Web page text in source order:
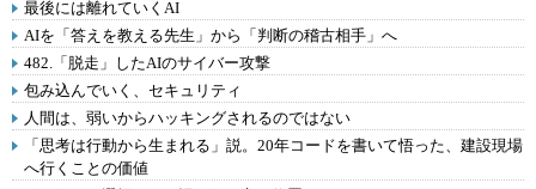
最後には離れていくAI
AIを「答えを教える先生」から「判断の稽古相手」へ
482.「脱走」したAIのサイバー攻撃
包み込んでいく、セキュリティ
人間は、弱いからハッキングされるのではない
「思考は行動から生まれる」説。20年コードを書いて悟った、建設現場
へ行くことの価値